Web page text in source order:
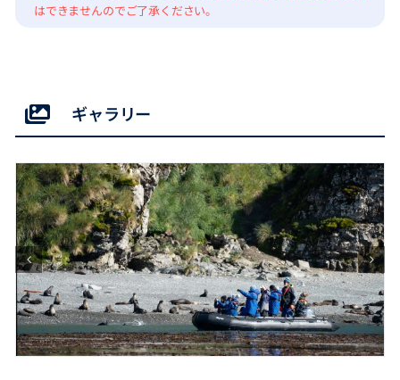
はできませんのでご了承ください。
ギャラリー